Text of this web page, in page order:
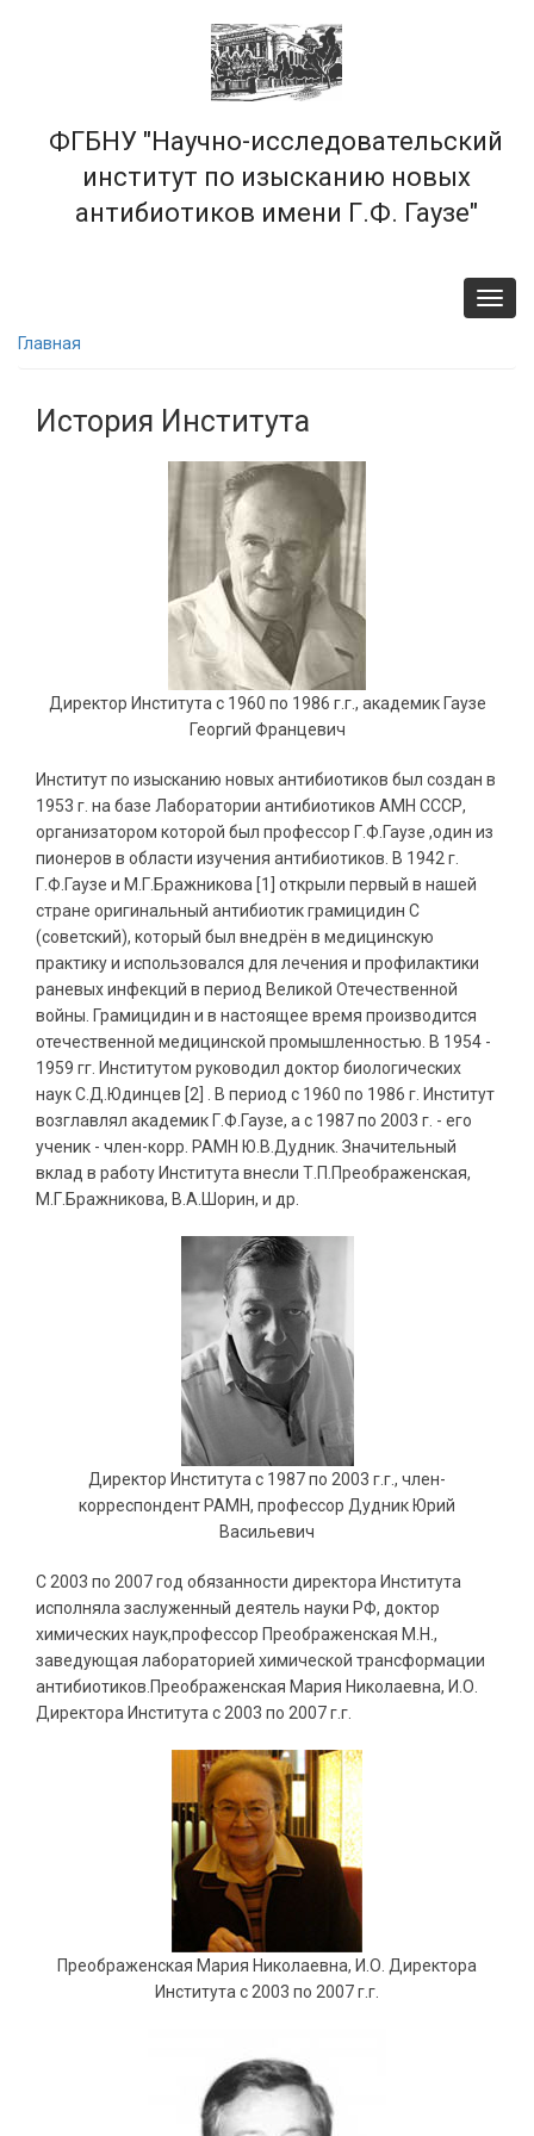
ФГБНУ "Научно-исследовательский
институт по изысканию новых
антибиотиков имени Г.Ф. Гаузе"
Главная
История Института
Директор Института с 1960 по 1986 г.г., академик Гаузе
Георгий Францевич
Институт по изысканию новых антибиотиков был создан в
1953 г. на базе Лаборатории антибиотиков АМН СССР,
организатором которой был профессор Г.Ф.Гаузе ,один из
пионеров в области изучения антибиотиков. В 1942 г.
Г.Ф.Гаузе и М.Г.Бражникова [1] открыли первый в нашей
стране оригинальный антибиотик грамицидин С
(советский), который был внедрён в медицинскую
практику и использовался для лечения и профилактики
раневых инфекций в период Великой Отечественной
войны. Грамицидин и в настоящее время производится
отечественной медицинской промышленностью. В 1954 -
1959 гг. Институтом руководил доктор биологических
наук С.Д.Юдинцев [2] . В период с 1960 по 1986 г. Институт
возглавлял академик Г.Ф.Гаузе, а с 1987 по 2003 г. - его
ученик - член-корр. РАМН Ю.В.Дудник. Значительный
вклад в работу Института внесли Т.П.Преображенская,
М.Г.Бражникова, В.А.Шорин, и др.
Директор Института с 1987 по 2003 г.г., член-
корреспондент РАМН, профессор Дудник Юрий
Васильевич
С 2003 по 2007 год обязанности директора Института
исполняла заслуженный деятель науки РФ, доктор
химических наук,профессор Преображенская М.Н.,
заведующая лабораторией химической трансформации
антибиотиков.Преображенская Мария Николаевна, И.О.
Директора Института с 2003 по 2007 г.г.
Преображенская Мария Николаевна, И.О. Директора
Института с 2003 по 2007 г.г.